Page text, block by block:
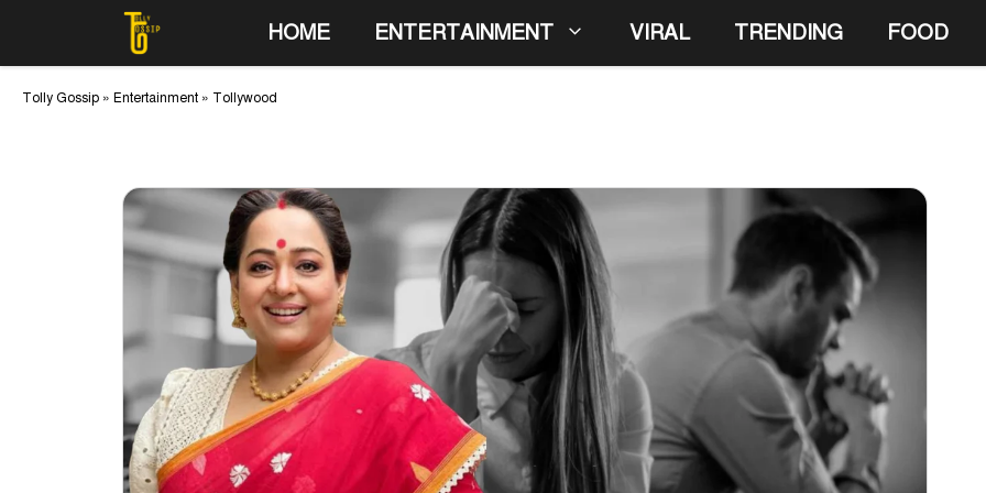
to
content
HOME ENTERTAINMENT VIRAL TRENDING FOOD
Tolly Gossip » Entertainment » Tollywood